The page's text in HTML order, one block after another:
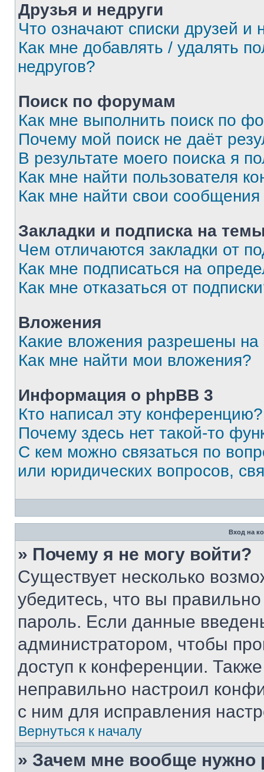
Друзья и недруги
Что означают списки друзей и
Как мне добавлять / удалять
недругов?
Поиск по форумам
Как мне выполнить поиск по
Почему мой поиск не даёт
В результате моего поиска я
Как мне найти пользователя
Как мне найти свои
Закладки и подписка на
Чем отличаются закладки от
Как мне подписаться на
Как мне отказаться от
Вложения
Какие вложения разрешены
Как мне найти мои вложения?
Информация о phpBB 3
Кто написал эту конференцию?
Почему здесь нет такой-то
С кем можно связаться по
или юридических вопросов,
Вход на
» Почему я не могу войти?
Существует несколько
убедитесь, что вы
пароль. Если данные
администратором, чтобы
доступ к конференции.
неправильно настроил
с ним для исправления
Вернуться к началу
» Зачем мне вообще нужно